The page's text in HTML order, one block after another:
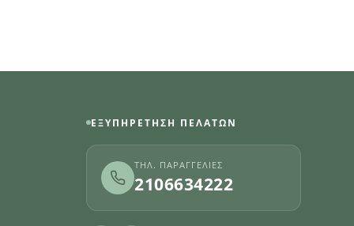
ΕΞΥΠΗΡΈΤΗΣΗ ΠΕΛΑΤΏΝ
ΤΗΛ. ΠΑΡΑΓΓΕΛΊΕΣ
2106634222